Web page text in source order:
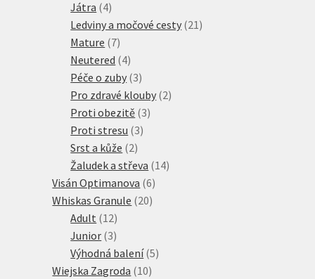
Játra 44
produkty
Ledviny a močové cesty 21 21
Mature 77
produktů
Neutered 44
produkty
Péče o zuby 33
produkty
Pro zdravé klouby 22
Proti obezitě 33
Proti stresu 33
Srst a kůže 22
produkty
Žaludek a střeva 1414
Visán Optimanova 66
produktů
Whiskas Granule 2020
Adult 1212
produktů
Junior 33
produkty
Výhodná balení 55
Wiejska Zagroda 1010